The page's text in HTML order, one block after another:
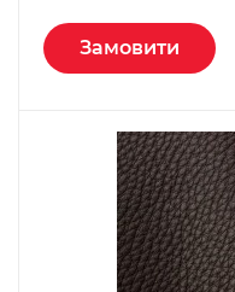
Замовити